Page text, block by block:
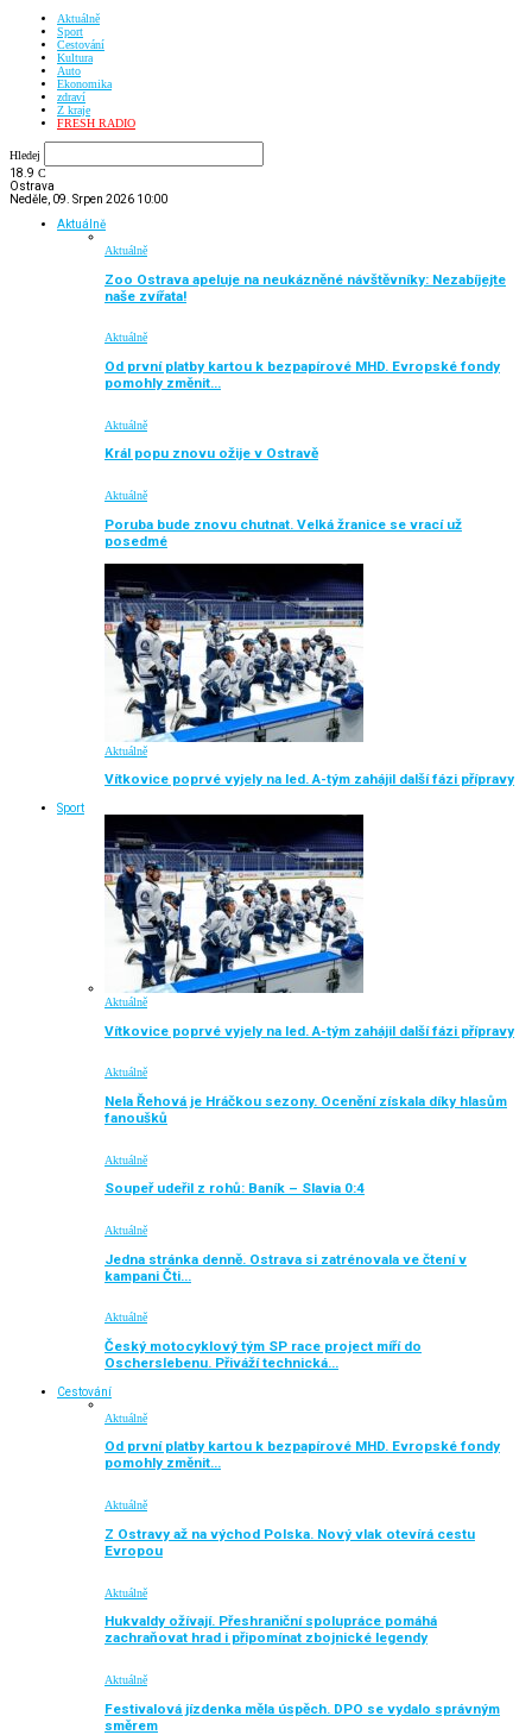
Aktuálně
Sport
Cestování
Kultura
Auto
Ekonomika
zdraví
Z kraje
FRESH RADIO
Hledej
18.9 C
Ostrava
Neděle, 09. Srpen 2026 10:00
Aktuálně
Aktuálně
Zoo Ostrava apeluje na neukázněné návštěvníky: Nezabíjejte
naše zvířata!
Aktuálně
Od první platby kartou k bezpapírové MHD. Evropské fondy
pomohly změnit…
Aktuálně
Král popu znovu ožije v Ostravě
Aktuálně
Poruba bude znovu chutnat. Velká žranice se vrací už
posedmé
Aktuálně
Vítkovice poprvé vyjely na led. A-tým zahájil další fázi přípravy
Sport
Aktuálně
Vítkovice poprvé vyjely na led. A-tým zahájil další fázi přípravy
Aktuálně
Nela Řehová je Hráčkou sezony. Ocenění získala díky hlasům
fanoušků
Aktuálně
Soupeř udeřil z rohů: Baník – Slavia 0:4
Aktuálně
Jedna stránka denně. Ostrava si zatrénovala ve čtení v
kampani Čti…
Aktuálně
Český motocyklový tým SP race project míří do
Oscherslebenu. Přiváží technická…
Cestování
Aktuálně
Od první platby kartou k bezpapírové MHD. Evropské fondy
pomohly změnit…
Aktuálně
Z Ostravy až na východ Polska. Nový vlak otevírá cestu
Evropou
Aktuálně
Hukvaldy ožívají. Přeshraniční spolupráce pomáhá
zachraňovat hrad i připomínat zbojnické legendy
Aktuálně
Festivalová jízdenka měla úspěch. DPO se vydalo správným
směrem